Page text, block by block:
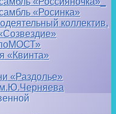
«Росинка»
коллектив,
«Квинта»
«Раздолье»